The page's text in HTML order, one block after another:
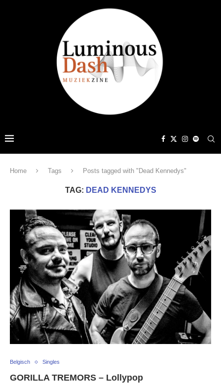
Home Tags Posts tagged with "Dead Kennedys"
TAG: DEAD KENNEDYS
Belgisch Singles
GORILLA TREMORS – Lollypop